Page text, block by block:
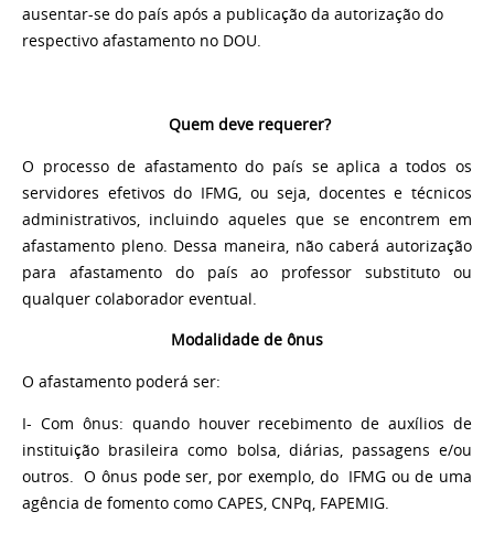
ausentar-se do país após a publicação da autorização do
respectivo afastamento no DOU.
Quem deve requerer?
O processo de afastamento do país se aplica a todos os
servidores efetivos do IFMG, ou seja, docentes e técnicos
administrativos, incluindo aqueles que se encontrem em
afastamento pleno. Dessa maneira, não caberá autorização
para afastamento do país ao professor substituto ou
qualquer colaborador eventual.
Modalidade de ônus
O afastamento poderá ser:
I- Com ônus: quando houver recebimento de auxílios de
instituição brasileira como bolsa, diárias, passagens e/ou
outros. O ônus pode ser, por exemplo, do IFMG ou de uma
agência de fomento como CAPES, CNPq, FAPEMIG.